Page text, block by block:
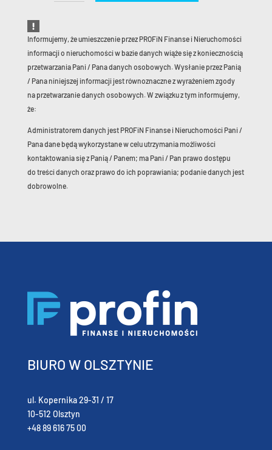
Informujemy, że umieszczenie przez PROFiN Finanse i Nieruchomości
informacji o nieruchomości w bazie danych wiąże się z koniecznością
przetwarzania Pani / Pana danych osobowych. Wysłanie przez Panią
/ Pana niniejszej informacji jest równoznaczne z wyrażeniem zgody
na przetwarzanie danych osobowych. W związku z tym informujemy,
że:
Administratorem danych jest PROFiN Finanse i Nieruchomości Pani /
Pana dane będą wykorzystane w celu utrzymania możliwości
kontaktowania się z Panią / Panem; ma Pani / Pan prawo dostępu
do treści danych oraz prawo do ich poprawiania; podanie danych jest
dobrowolne.
BIURO W OLSZTYNIE
ul. Kopernika 29-31 / 17
10-512 Olsztyn
+48 89 616 75 00